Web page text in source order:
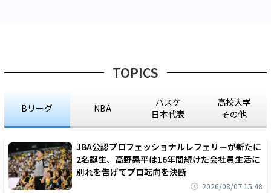
TOPICS
Bリーグ NBA
バスケ
日本代表
高校大学
その他
JBA公認プロフェッショナルレフェリーが新たに
2名誕生、高野晃平は16年間続けた会社員生活に
別れを告げてプロ転向を決断
2026/08/07 15:48